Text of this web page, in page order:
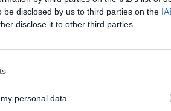
disclosed by us to third parties on the
disclose it to other third parties.
personal data.